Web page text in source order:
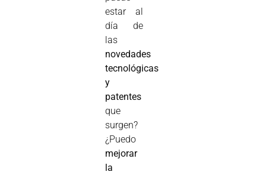
estar al
día de
las
novedades
tecnológicas
y
patentes
que
surgen?
¿Puedo
mejorar
la